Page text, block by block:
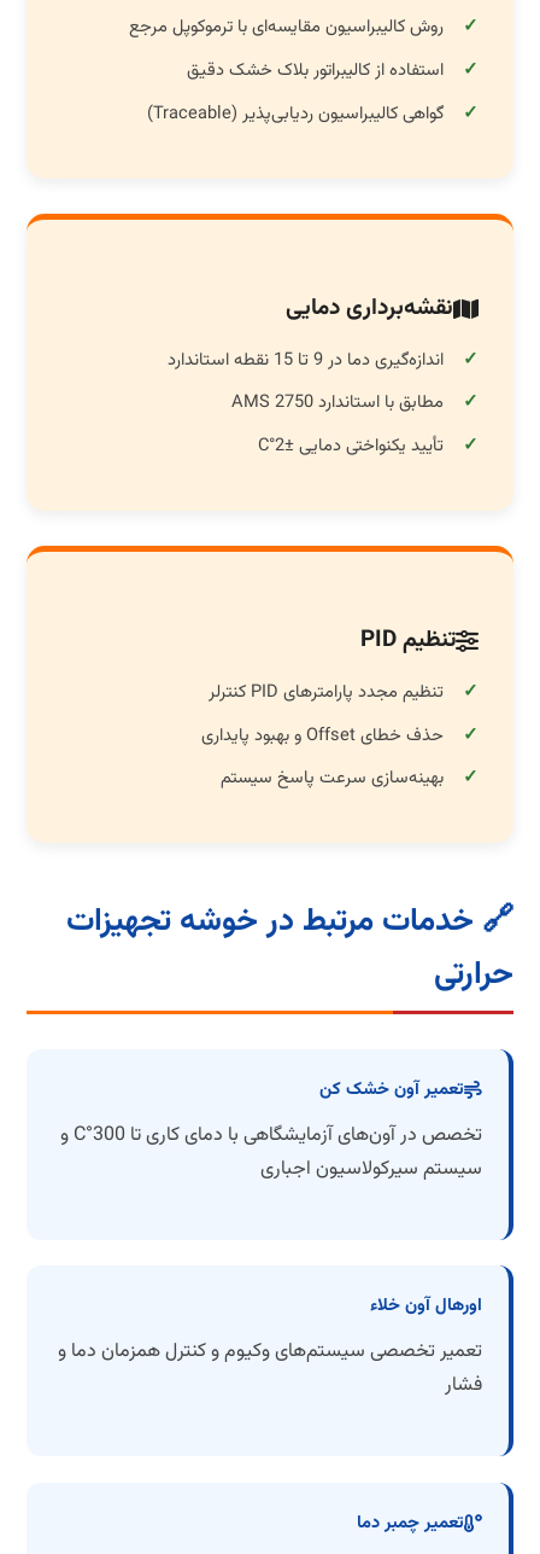
روش کالیبراسیون مقایسه‌ای با ترموکوپل مرجع
استفاده از کالیبراتور بلاک خشک دقیق
گواهی کالیبراسیون ردیابی‌پذیر (Traceable)
نقشه‌برداری دمایی
اندازه‌گیری دما در 9 تا 15 نقطه استاندارد
مطابق با استاندارد AMS 2750
تأیید یکنواختی دمایی ±2°C
تنظیم PID
تنظیم مجدد پارامترهای PID کنترلر
حذف خطای Offset و بهبود پایداری
بهینه‌سازی سرعت پاسخ سیستم
🔗 خدمات مرتبط در خوشه تجهیزات
حرارتی
تعمیر آون خشک کن
تخصص در آون‌های آزمایشگاهی با دمای کاری تا 300°C و
سیستم سیرکولاسیون اجباری
اورهال آون خلاء
تعمیر تخصصی سیستم‌های وکیوم و کنترل همزمان دما و
فشار
تعمیر چمبر دما